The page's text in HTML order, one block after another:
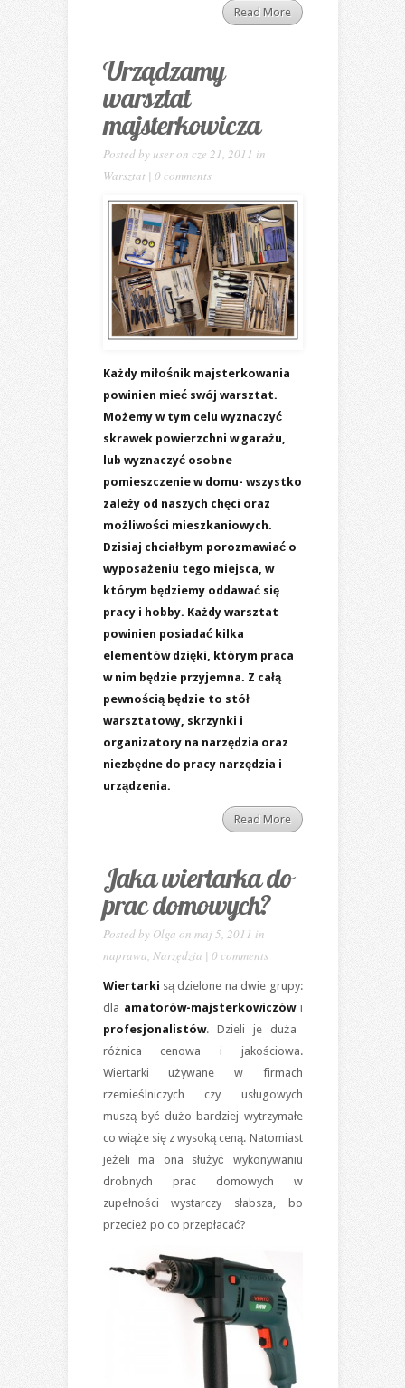
Read More
Urządzamy
warsztat
majsterkowicza
Posted by useron cze 21, 2011 in
Warsztat | 0 comments
Każdy miłośnik majsterkowania
powinien mieć swój warsztat.
Możemy w tym celu wyznaczyć
skrawek powierzchni w garażu,
lub wyznaczyć osobne
pomieszczenie w domu- wszystko
zależy od naszych chęci oraz
możliwości mieszkaniowych.
Dzisiaj chciałbym porozmawiać o
wyposażeniu tego miejsca, w
którym będziemy oddawać się
pracy i hobby. Każdy warsztat
powinien posiadać kilka
elementów dzięki, którym praca
w nim będzie przyjemna. Z całą
pewnością będzie to stół
warsztatowy, skrzynki i
organizatory na narzędzia oraz
niezbędne do pracy narzędzia i
urządzenia.
Read More
Jaka wiertarka do
prac domowych?
Posted by Olga on maj 5, 2011 in
naprawa, Narzędzia | 0 comments
Wiertarki są dzielone na dwie grupy:
dla amatorów-majsterkowiczów i
profesjonalistów. Dzieli je duża
różnica cenowa i jakościowa.
Wiertarki używane w firmach
rzemieślniczych czy usługowych
muszą być dużo bardziej wytrzymałe
co wiąże się z wysoką ceną. Natomiast
jeżeli ma ona służyć wykonywaniu
drobnych prac domowych w
zupełności wystarczy słabsza, bo
przecież po co przepłacać?